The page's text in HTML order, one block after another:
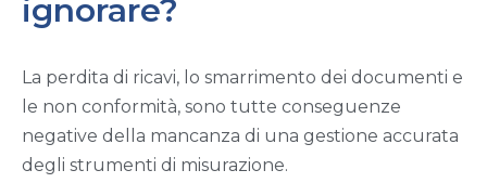
ignorare?
La perdita di ricavi, lo smarrimento dei documenti e
le non conformità, sono tutte conseguenze
negative della mancanza di una gestione accurata
degli strumenti di misurazione.